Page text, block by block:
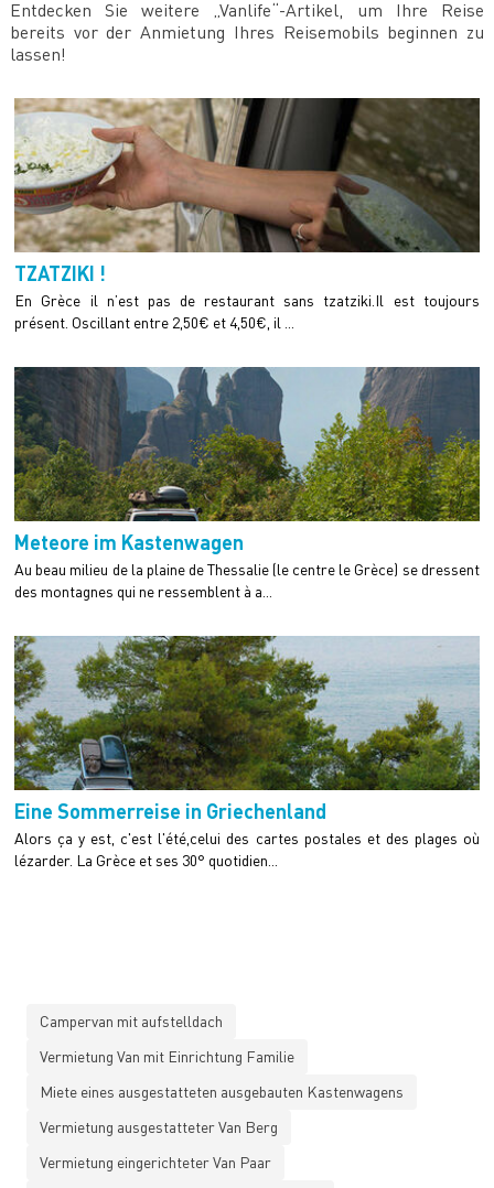
Entdecken Sie weitere „Vanlife“-Artikel, um Ihre Reise
bereits vor der Anmietung Ihres Reisemobils beginnen zu
lassen!
TZATZIKI !
En Grèce il n’est pas de restaurant sans tzatziki.Il est toujours
présent. Oscillant entre 2,50€ et 4,50€, il ...
Meteore im Kastenwagen
Au beau milieu de la plaine de Thessalie (le centre le Grèce) se dressent
des montagnes qui ne ressemblent à a...
Eine Sommerreise in Griechenland
Alors ça y est, c'est l'été,celui des cartes postales et des plages où
lézarder. La Grèce et ses 30° quotidien...
Campervan mit aufstelldach
Vermietung Van mit Einrichtung Familie
Miete eines ausgestatteten ausgebauten Kastenwagens
Vermietung ausgestatteter Van Berg
Vermietung eingerichteter Van Paar